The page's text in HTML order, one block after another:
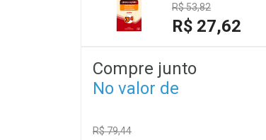
R$ 53,82
R$ 27,62
Compre junto
No valor de
R$ 79,44